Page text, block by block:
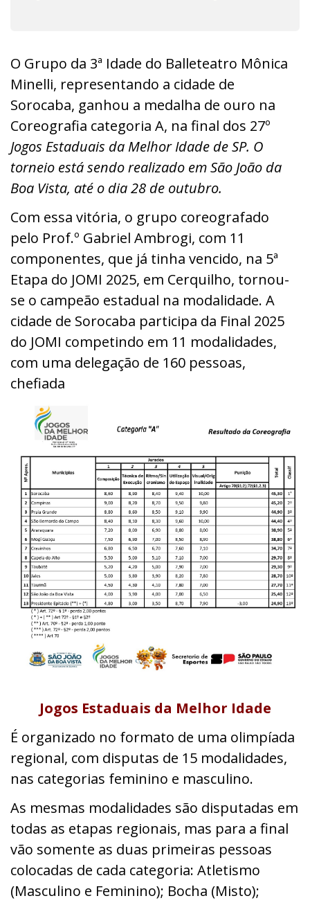
O Grupo da 3ª Idade do Balleteatro Mônica
Minelli, representando a cidade de
Sorocaba, ganhou a medalha de ouro na
Coreografia categoria A, na final dos 27º
Jogos Estaduais da Melhor Idade de SP. O
torneio está sendo realizado em São João da
Boa Vista, até o dia 28 de outubro.
Com essa vitória, o grupo coreografado
pelo Prof.º Gabriel Ambrogi, com 11
componentes, que já tinha vencido, na 5ª
Etapa do JOMI 2025, em Cerquilho, tornou-
se o campeão estadual na modalidade. A
cidade de Sorocaba participa da Final 2025
do JOMI competindo em 11 modalidades,
com uma delegação de 160 pessoas,
chefiada
Jogos Estaduais da Melhor Idade
É organizado no formato de uma olimpíada
regional, com disputas de 15 modalidades,
nas categorias feminino e masculino.
As mesmas modalidades são disputadas em
todas as etapas regionais, mas para a final
vão somente as duas primeiras pessoas
colocadas de cada categoria: Atletismo
(Masculino e Feminino); Bocha (Misto);